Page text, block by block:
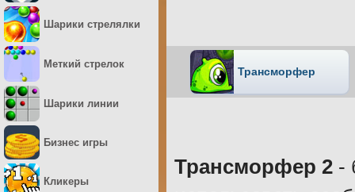
Трансморфер
Трансморфер 2 -
Шарики стрелялки
Меткий стрелок
Шарики линии
Бизнес игры
Кликеры